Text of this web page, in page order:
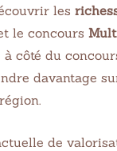
les
le concours
côté du
davantage
de